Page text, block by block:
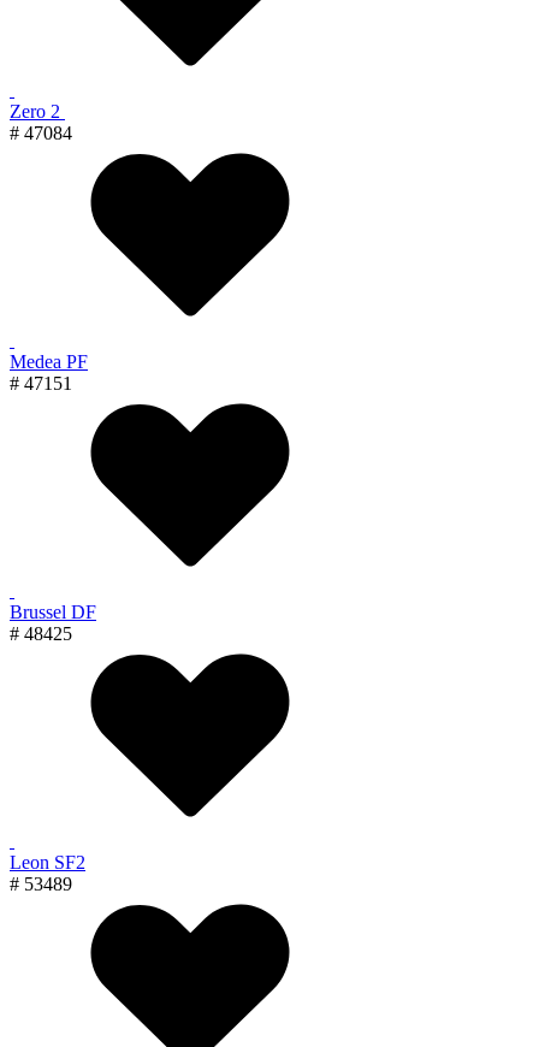
Zero 2
# 47084
Medea PF
# 47151
Brussel DF
# 48425
Leon SF2
# 53489